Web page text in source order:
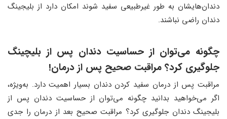
دندان‌هایشان به طور غیرطبیعی سفید شوند امکان دارد از بلیجینگ
دندان راضی نباشند.
چگونه می‌توان از حساسیت دندان پس از بلیچینگ
جلوگیری کرد؟ مراقبت صحیح پس از درمان!
مراقبت پس از درمان سفید کردن دندان بسیار اهمیت دارد. به‌ویژه،
اگر می‌خواهید بدانید چگونه می‌توان از حساسیت دندان پس از
بلیجینگ دندان جلوگیری کرد؟ مراقبت صحیح بعد از درمان را جدی